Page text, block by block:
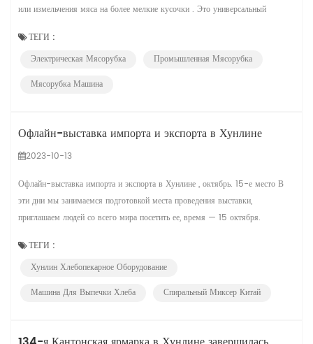
или измельчения мяса на более мелкие кусочки . Это универсальный
ресторанах для обработки различных видов мяса, таких как говядина,
свинина, курица. Мясорубки выпускаются как в ручном, так и в элект...
ТЕГИ :
Электрическая Мясорубка
Промышленная Мясорубка
Мясорубка Машина
Офлайн-выставка импорта и экспорта в Хунлине
2023-10-13
Офлайн-выставка импорта и экспорта в Хунлине , октябрь. 15-е место В
эти дни мы занимаемся подготовкой места проведения выставки,
приглашаем людей со всего мира посетить ее, время — 15 октября.
ТЕГИ :
Хунлин Хлебопекарное Оборудование
Машина Для Выпечки Хлеба
Спиральный Миксер Китай